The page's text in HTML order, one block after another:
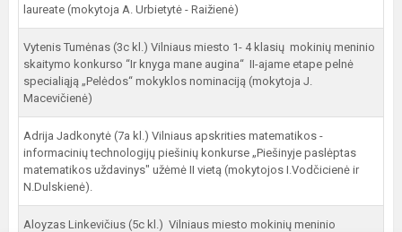
laureate (mokytoja A. Urbietytė - Raižienė)
Vytenis Tumėnas (3c kl.) Vilniaus miesto 1- 4 klasių mokinių meninio
skaitymo konkurso “Ir knyga mane augina“ II-ajame etape pelnė
specialiąją „Pelėdos“ mokyklos nominaciją (mokytoja J.
Macevičienė)
Adrija Jadkonytė (7a kl.) Vilniaus apskrities matematikos -
informacinių technologijų piešinių konkurse „Piešinyje paslėptas
matematikos uždavinys" užėmė II vietą (mokytojos I.Vodčicienė ir
N.Dulskienė).
Aloyzas Linkevičius (5c kl.) Vilniaus miesto mokinių meninio